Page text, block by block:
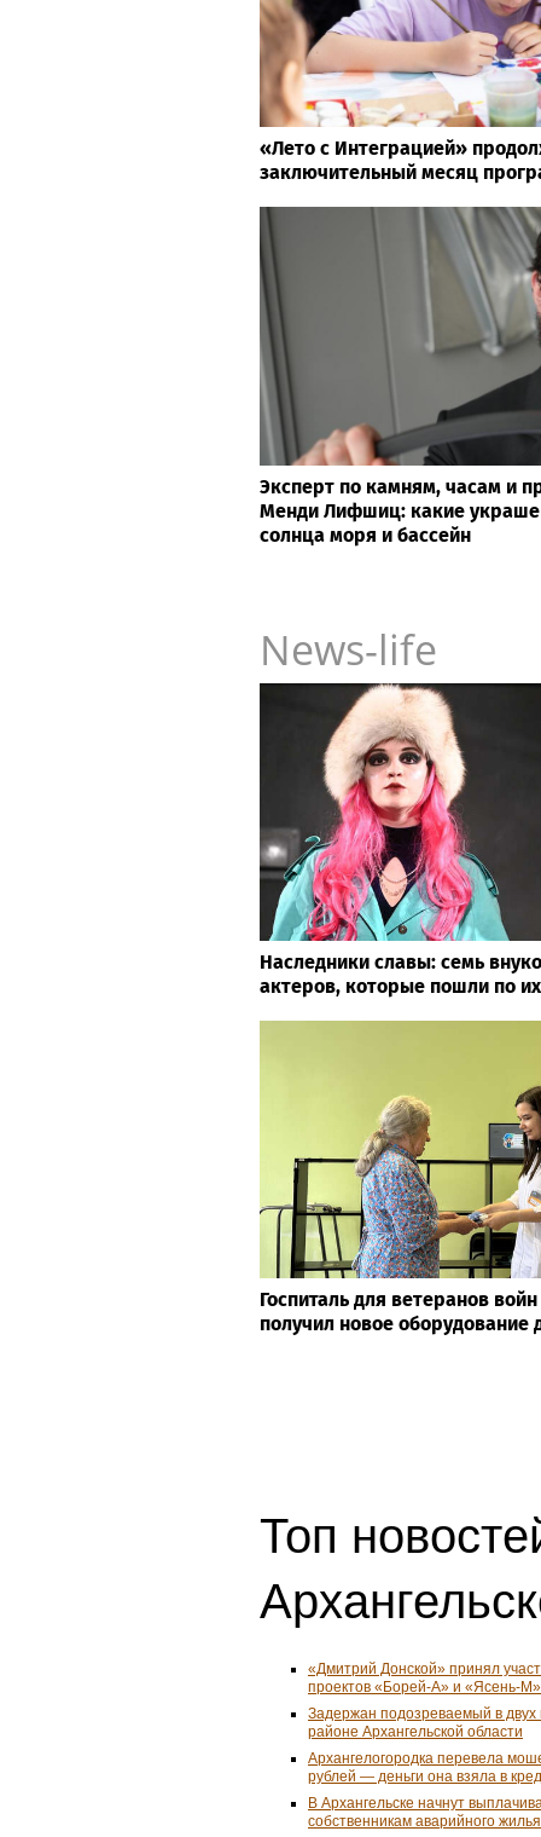
«Лето с Интеграцией»
заключительный месяц
Эксперт по камням, часам и
Менди Лифшиц: какие
солнца моря и бассейн
News-life
Наследники славы: семь
актеров, которые пошли по
Госпиталь для ветеранов
получил новое оборудование
Топ
«Дмитрий Донской» принял
проектов «Борей-А» и «Ясень-М»
Задержан подозреваемый в
районе Архангельской области
Архангелогородка перевела
рублей — деньги она взяла в
В Архангельске начнут
собственникам аварийного жилья